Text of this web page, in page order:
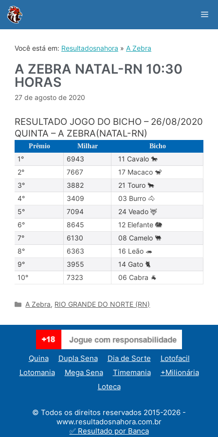
content
Você está em: Resultadosnahora » A Zebra
A ZEBRA NATAL-RN 10:30
HORAS
27 de agosto de 2020
RESULTADO JOGO DO BICHO – 26/08/2020
QUINTA – A ZEBRA(NATAL-RN)
Prêmio Milhar Bicho
1° 6943
11 Cavalo 🐎
2°
7667
17 Macaco 🐒
3°
3882
21 Touro 🐂
4°
3409
03 Burro 🐴
5°
7094
24 Veado 🦌
6°
8645
12 Elefante 🐘
7°
6130
08 Camelo 🐫
8°
6363
16 Leão 🦔
9°
3955
14 Gato 🐈
10°
7323 06 Cabra 🐐
Categories
A Zebra, RIO GRANDE DO NORTE (RN)
Quina Dupla Sena Dia de Sorte
Lotofacil
Lotomania
Mega Sena Timemania
+Milionária
Loteca
© Todos os direitos reservados 2015-2026 -
www.resultadosnahora.com.br
✅ Resultado por Banca